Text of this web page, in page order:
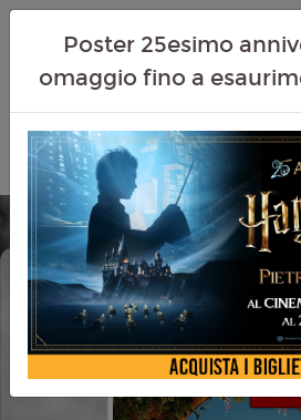
TRA AMORE E
TUSCANY)
Poster 25esimo
omaggio fino a